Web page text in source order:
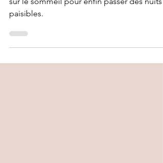
Découvrez les bienfaits du massage bébé
paisibles.